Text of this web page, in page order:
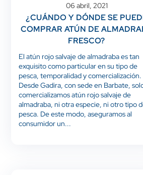
¿CUÁNDO Y DÓNDE SE
COMPRAR ATÚN DE
FRESCO?
El atún rojo salvaje de almadraba es tan
exquisito como particular en su tipo de
pesca, temporalidad y comercialización.
Desde Gadira, con sede en Barbate,
comercializamos atún rojo salvaje de
almadraba, ni otra especie, ni otro tipo
pesca. De este modo, aseguramos al
consumidor un...
06 abril, 2021